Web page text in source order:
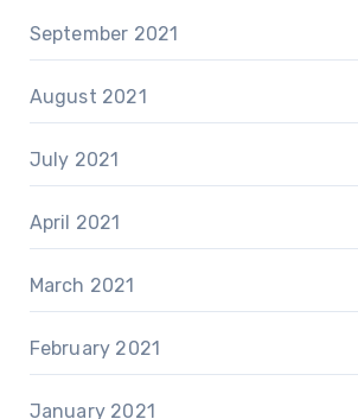
September 2021
August 2021
July 2021
April 2021
March 2021
February 2021
January 2021